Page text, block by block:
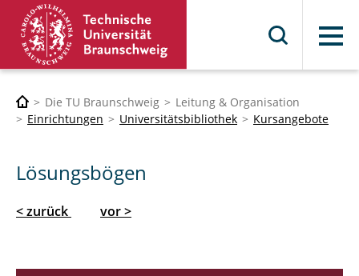
Menü
Die TU Braunschweig
Leitung & Organisation
Einrichtungen
Universitätsbibliothek Kursangebote
Lösungsbögen
< zurück vor >